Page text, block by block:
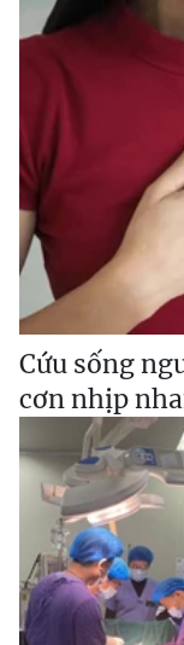
Cứu sống
cơn nhịp